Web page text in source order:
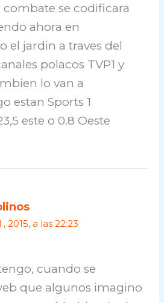
combate se codificara
ahora en
el jardin a traves del
polacos TVP1 y
lo van a
estan Sports 1
este o 0.8 Oeste
2015, a las 22:23
cuando se
que algunos imagino